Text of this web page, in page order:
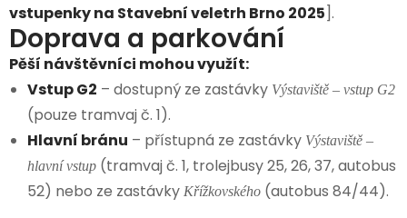
vstupenky na Stavební veletrh Brno 2025].
Doprava a parkování
Pěší návštěvníci mohou využít:
Vstup G2 – dostupný ze zastávky Výstaviště – vstup G2
(pouze tramvaj č. 1).
Hlavní bránu – přístupná ze zastávky Výstaviště –
hlavní vstup (tramvaj č. 1, trolejbusy 25, 26, 37, autobus
52) nebo ze zastávky Křížkovského (autobus 84/44).